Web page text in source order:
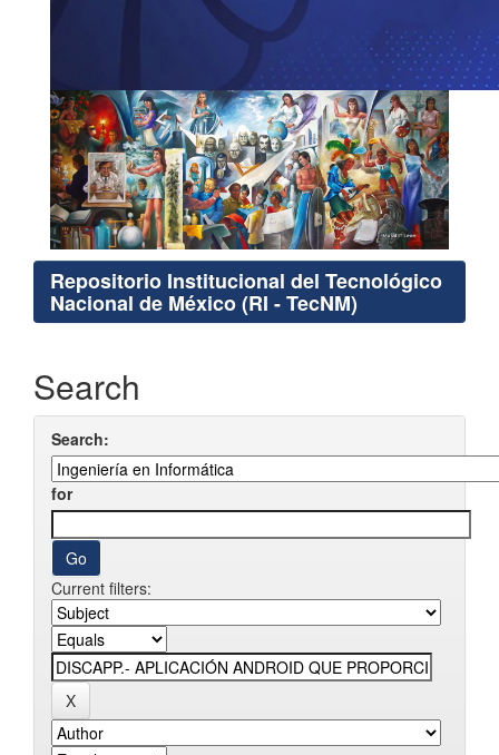
Repositorio Institucional del Tecnológico
Nacional de México (RI - TecNM)
Search
Search:
for
Current filters: